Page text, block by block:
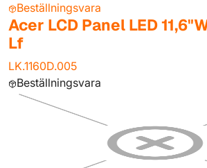
Beställningsvara
Acer LCD Panel LED
Lf
LK.1160D.005
Beställningsvara